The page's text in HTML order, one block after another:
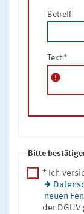
Betreff
Text *
error
Bitte
* Ich
neuen
der